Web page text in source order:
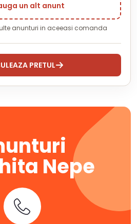
Nepe
un alt anunt
anunturi in aceeasi comanda
PRETUL